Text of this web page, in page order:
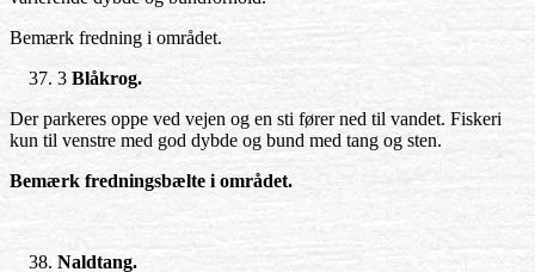
Bemærk fredning i området.
3 Blåkrog.
Der parkeres oppe ved vejen og en sti fører ned til vandet. Fiskeri
kun til venstre med god dybde og bund med tang og sten.
Bemærk fredningsbælte i området.
Naldtang.